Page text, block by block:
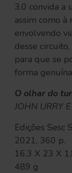
3.0 convida a
assim como à
envolvendo
desse
para que se
forma
O olhar do
JOHN URRY
Edições Sesc
2021, 360 p.
16,3 X 23 X
489 g